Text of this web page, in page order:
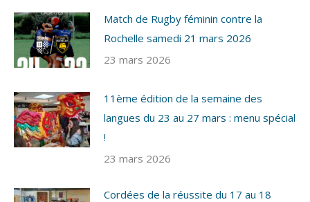
Match de Rugby féminin contre la
Rochelle samedi 21 mars 2026
23 mars 2026
11ème édition de la semaine des
langues du 23 au 27 mars : menu spécial
!
23 mars 2026
Cordées de la réussite du 17 au 18